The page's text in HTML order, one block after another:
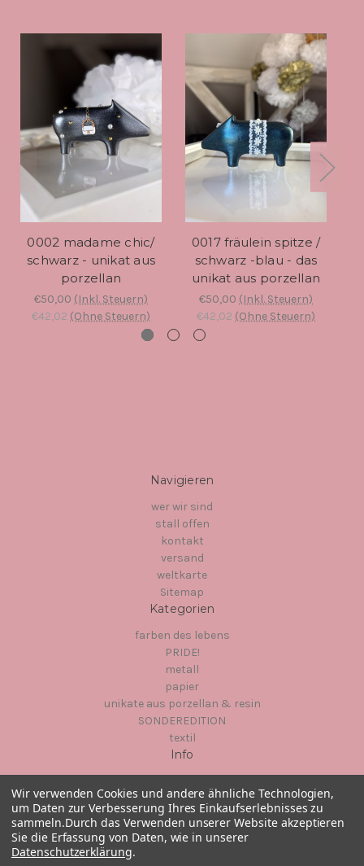
0002 madame chic/
schwarz - unikat aus
porzellan
€50,00 (Inkl. Steuern)
€42,02 (Ohne Steuern)
0017 fräulein spitze /
schwarz -blau - das
unikat aus porzellan
€50,00 (Inkl. Steuern)
€42,02 (Ohne Steuern)
Navigieren
wer wir sind
stall offen
kontakt
versand
weltkarte
Sitemap
Kategorien
farben des lebens
PRIDE!
metall
papier
unikate aus porzellan & resin
SONDEREDITION
textil
Info
23966
Wismar
Wir verwenden Cookies und andere ähnliche Technologien,
um Daten zur Verbesserung Ihres Einkaufserlebnisses zu
sammeln.Durch das Verwenden unserer Website akzeptieren
Sie die Erfassung von Daten, wie in unserer
Datenschutzerklärung.